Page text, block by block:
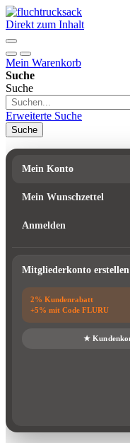
Direkt zum Inhalt
Mein Warenkorb
Suche
Suche
Erweiterte Suche
Suche
Mein Konto
Mein Wunschzettel
Anmelden
Mitgliederkonto erstellen